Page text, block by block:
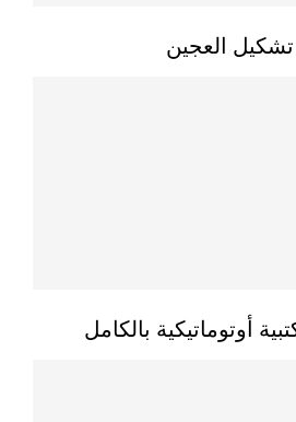
تشكيل العجين
أوتوماتيكية بالكامل